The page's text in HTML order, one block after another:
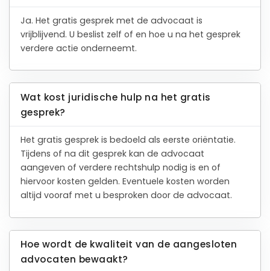
Ja. Het gratis gesprek met de advocaat is
vrijblijvend. U beslist zelf of en hoe u na het gesprek
verdere actie onderneemt.
Wat kost juridische hulp na het gratis
gesprek?
Het gratis gesprek is bedoeld als eerste oriëntatie.
Tijdens of na dit gesprek kan de advocaat
aangeven of verdere rechtshulp nodig is en of
hiervoor kosten gelden. Eventuele kosten worden
altijd vooraf met u besproken door de advocaat.
Hoe wordt de kwaliteit van de aangesloten
advocaten bewaakt?